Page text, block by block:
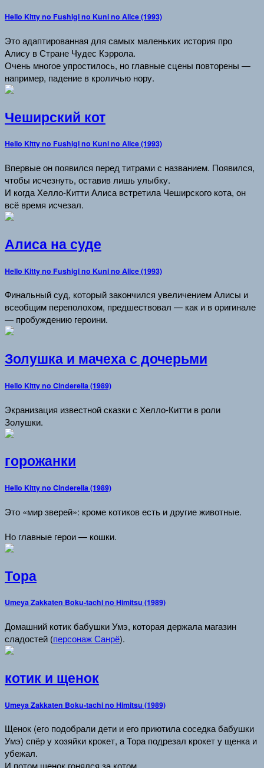
Hello Kitty no Fushigi no Kuni no Alice (1993)
Это адаптированная для самых маленьких история про
Алису в Стране Чудес Кэррола.
Очень многое упростилось, но главные сцены повторены —
например, падение в кроличью нору.
Чеширский кот
Hello Kitty no Fushigi no Kuni no Alice (1993)
Впервые он появился перед титрами с названием. Появился,
чтобы исчезнуть, оставив лишь улыбку.
И когда Хелло-Китти Алиса встретила Чеширского кота, он
всё время исчезал.
Алиса на суде
Hello Kitty no Fushigi no Kuni no Alice (1993)
Финальный суд, который закончился увеличением Алисы и
всеобщим переполохом, предшествовал — как и в оригинале
— пробуждению героини.
Золушка и мачеха с дочерьми
Hello Kitty no Cinderella (1989)
Экранизация известной сказки с Хелло-Китти в роли
Золушки.
горожанки
Hello Kitty no Cinderella (1989)
Это «мир зверей»: кроме котиков есть и другие животные.
Но главные герои — кошки.
Тора
Umeya Zakkaten Boku-tachi no Himitsu (1989)
Домашний котик бабушки Умэ, которая держала магазин
сладостей (персонаж Санрё).
котик и щенок
Umeya Zakkaten Boku-tachi no Himitsu (1989)
Щенок (его подобрали дети и его приютила соседка бабушки
Умэ) спёр у хозяйки крокет, а Тора подрезал крокет у щенка и
убежал.
И потом щенок гонялся за котом.